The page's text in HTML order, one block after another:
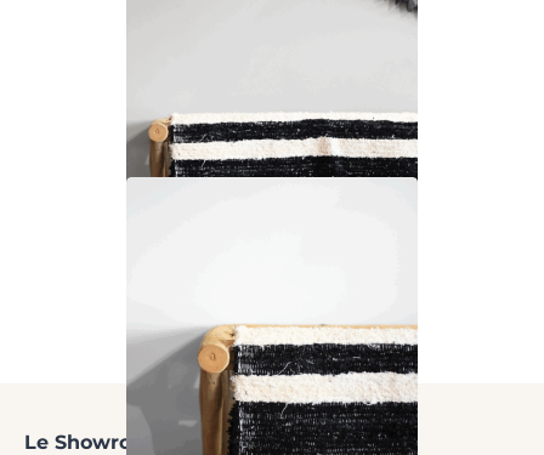
Le Showroom de l'Agence ACI